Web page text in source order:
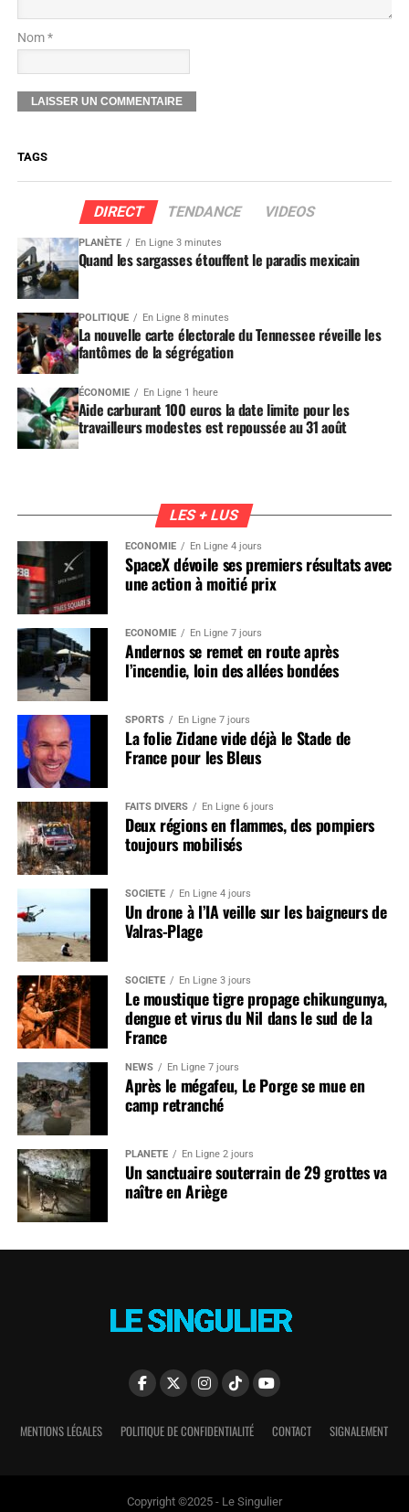
Nom *
TAGS
DIRECT TENDANCE VIDEOS
PLANÈTE En Ligne 3 minutes
Quand les sargasses étouffent le paradis mexicain
POLITIQUE En Ligne 8 minutes
La nouvelle carte électorale du Tennessee réveille les
fantômes de la ségrégation
ÉCONOMIE En Ligne 1 heure
Aide carburant 100 euros la date limite pour les
travailleurs modestes est repoussée au 31 août
LES + LUS
ÉCONOMIE En Ligne 4 jours
SpaceX dévoile ses premiers résultats avec
une action à moitié prix
ÉCONOMIE En Ligne 7 jours
Andernos se remet en route après
l’incendie, loin des allées bondées
SPORTS En Ligne 7 jours
La folie Zidane vide déjà le Stade de
France pour les Bleus
FAITS DIVERS En Ligne 6 jours
Deux régions en flammes, des pompiers
toujours mobilisés
SOCIÉTÉ En Ligne 4 jours
Un drone à l’IA veille sur les baigneurs de
Valras-Plage
SOCIÉTÉ En Ligne 3 jours
Le moustique tigre propage chikungunya,
dengue et virus du Nil dans le sud de la
France
NEWS En Ligne 7 jours
Après le mégafeu, Le Porge se mue en
camp retranché
PLANÈTE En Ligne 2 jours
Un sanctuaire souterrain de 29 grottes va
naître en Ariège
MENTIONS LÉGALES POLITIQUE DE CONFIDENTIALITÉ CONTACT SIGNALEMENT
Copyright ©2025 - Le Singulier